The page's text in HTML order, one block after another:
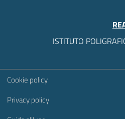
ISTITUTO
Sezione Link Utili
Cookie policy
Privacy policy